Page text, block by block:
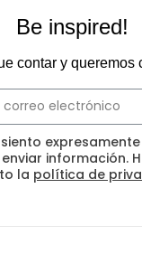
Be inspired!
contar y queremos
información.
la política de